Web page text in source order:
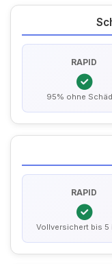
RAPID
95% ohne
RAPID
Vollversichert bis 5